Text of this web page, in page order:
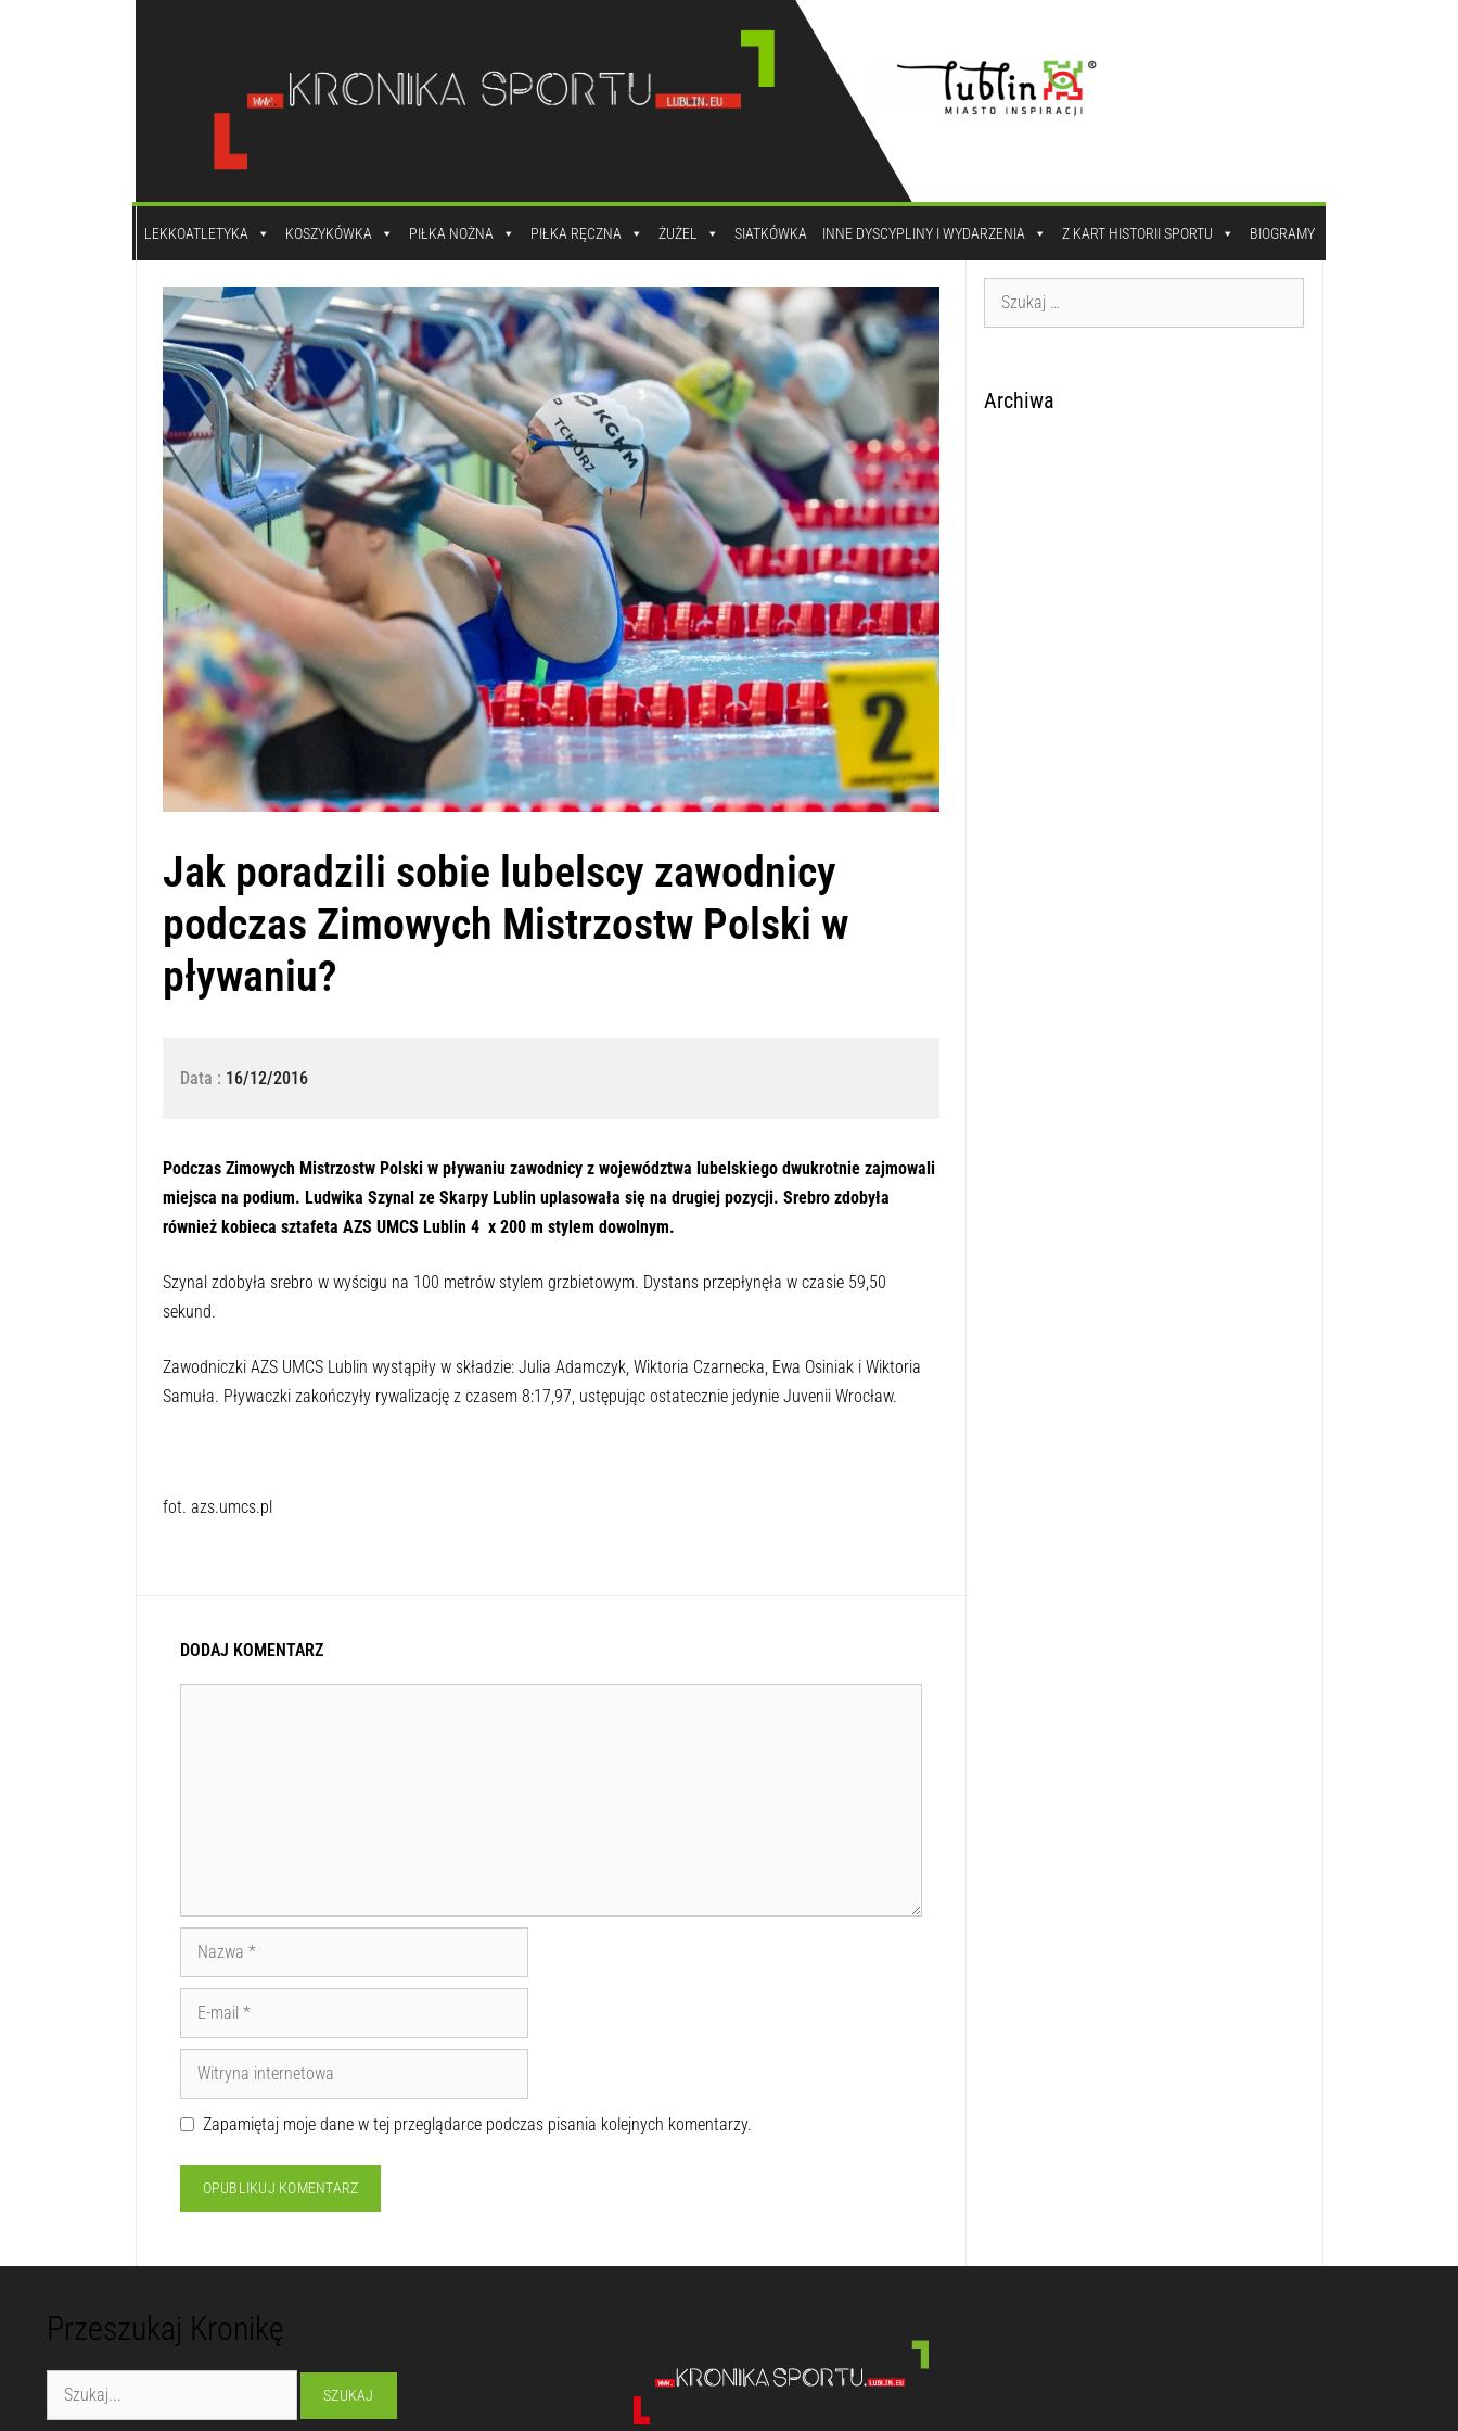
LEKKOATLETYKA KOSZYKÓWKA PIŁKA NOŻNA PIŁKA RĘCZNA ŻUŻEL SIATKÓWKA INNE DYSCYPLINY I WYDARZENIA Z KART HISTORII SPORTU BIOGRAMY
Jak poradzili sobie lubelscy zawodnicy
podczas Zimowych Mistrzostw Polski w
pływaniu?
Data : 16/12/2016
Podczas Zimowych Mistrzostw Polski w pływaniu zawodnicy z województwa lubelskiego dwukrotnie zajmowali
miejsca na podium. Ludwika Szynal ze Skarpy Lublin uplasowała się na drugiej pozycji. Srebro zdobyła
również kobieca sztafeta AZS UMCS Lublin 4 x 200 m stylem dowolnym.
Szynal zdobyła srebro w wyścigu na 100 metrów stylem grzbietowym. Dystans przepłynęła w czasie 59,50
sekund.
Zawodniczki AZS UMCS Lublin wystąpiły w składzie: Julia Adamczyk, Wiktoria Czarnecka, Ewa Osiniak i Wiktoria
Samuła. Pływaczki zakończyły rywalizację z czasem 8:17,97, ustępując ostatecznie jedynie Juvenii Wrocław.
fot. azs.umcs.pl
DODAJ KOMENTARZ
Zapamiętaj moje dane w tej przeglądarce podczas pisania kolejnych komentarzy.
Archiwa
Przeszukaj Kronikę